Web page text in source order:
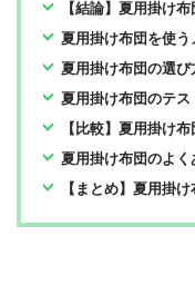
【結論】夏用掛け布
夏用掛け布団を使う
夏用掛け布団の選び
夏用掛け布団のテス
【比較】夏用掛け
夏用掛け布団のよ
【まとめ】夏用掛